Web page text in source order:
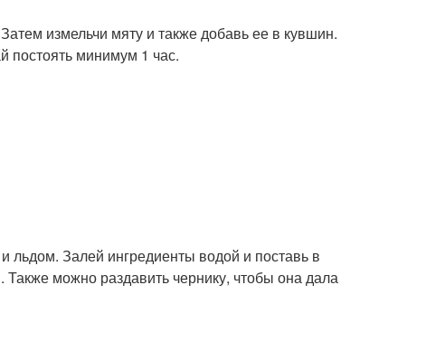
измельчи мяту и также добавь ее в кувшин.
постоять минимум 1 час.
льдом. Залей ингредиенты водой и поставь в
Также можно раздавить чернику, чтобы она дала